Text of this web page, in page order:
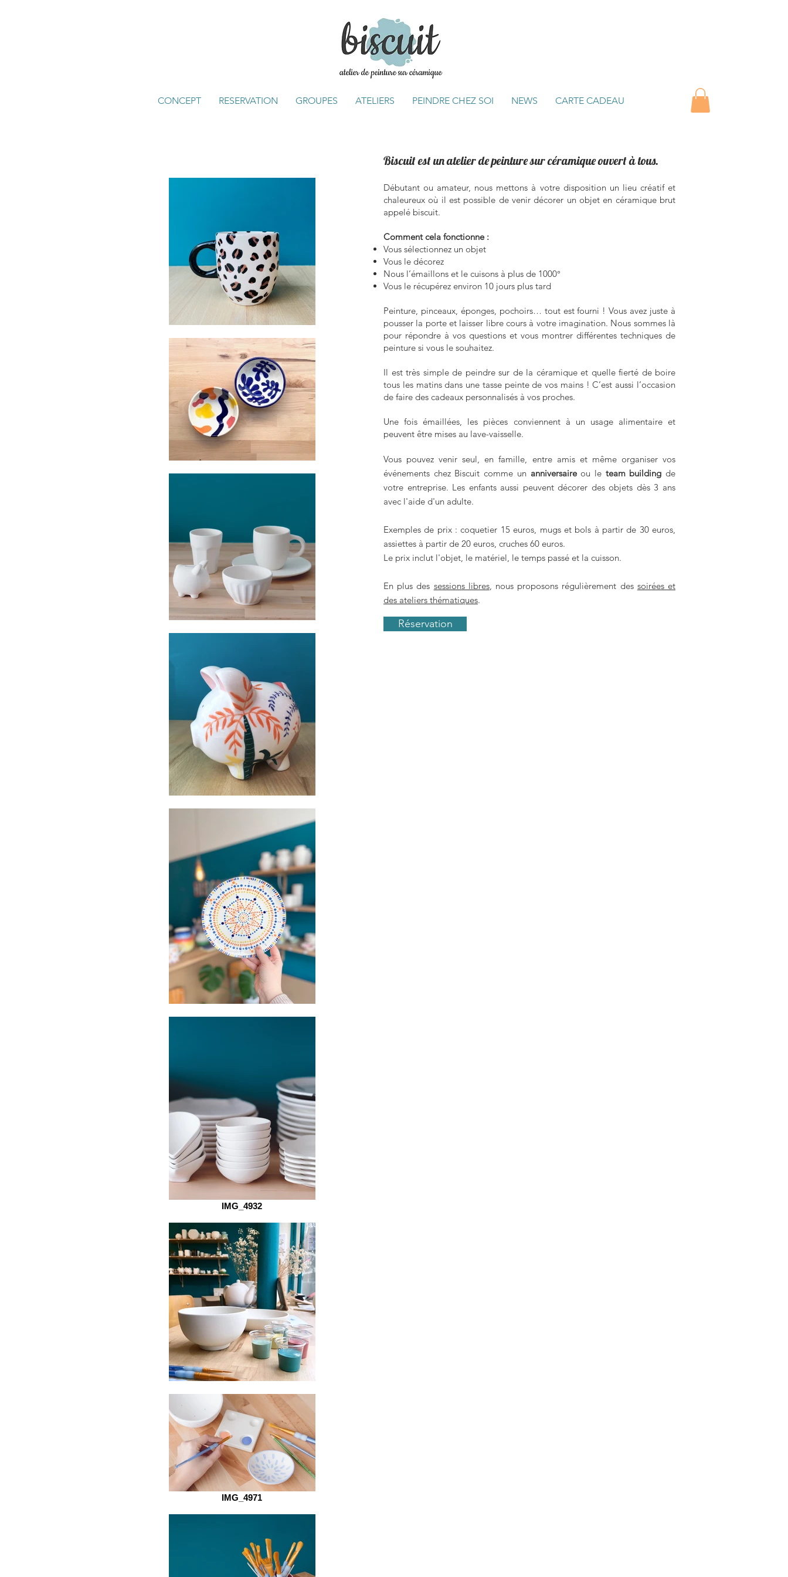
CONCEPT RESERVATION GROUPES ATELIERS PEINDRE CHEZ SOI NEWS CARTE CADEAU
IMG_4932
IMG_4971
Biscuit est un atelier de peinture sur céramique ouvert à tous.
Débutant ou amateur, nous mettons à votre disposition un lieu créatif et
chaleureux où il est possible de venir décorer un objet en céramique brut
appelé biscuit.
Comment cela fonctionne :
Vous sélectionnez un objet
Vous le décorez
Nous l’émaillons et le cuisons à plus de 1000°
Vous le récupérez environ 10 jours plus tard
Peinture, pinceaux, éponges, pochoirs… tout est fourni ! Vous avez juste à
pousser la porte et laisser libre cours à votre imagination. Nous sommes là
pour répondre à vos questions et vous montrer différentes techniques de
peinture si vous le souhaitez.
Il est très simple de peindre sur de la céramique et quelle fierté de boire
tous les matins dans une tasse peinte de vos mains ! C’est aussi l’occasion
de faire des cadeaux personnalisés à vos proches.
Une fois émaillées, les pièces conviennent à un usage alimentaire et
peuvent être mises au lave-vaisselle.
Vous pouvez venir seul, en famille, entre amis et même organiser vos
événements chez Biscuit comme un anniversaireou le team building de
votre entreprise. Les enfants aussi peuvent décorer des objets dès 3 ans
avec l'aide d'un adulte.
Exemples de prix : coquetier 15 euros, mugs et bols à partir de 30 euros,
assiettes à partir de 20 euros, cruches 60 euros.
Le prix inclut l'objet, le matériel, le temps passé et la cuisson.
En plus des sessions libres, nous proposons régulièrement des soirées et
des ateliers thématiques.
Réservation